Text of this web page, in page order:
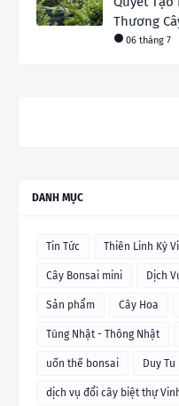
Thương
06 tháng 7
DANH MỤC
Tin Tức Thiên Linh Kỳ
Cây Bonsai mini Dịch
Sản phẩm Cây Hoa
Tùng Nhật - Thông Nhật
uốn thế bonsai Duy
dịch vụ đổi cây biệt thự